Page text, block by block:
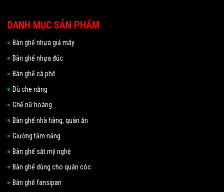
DANH MỤC SẢN PHẨM
Bàn ghế nhựa giả mây
Bàn ghế nhựa đúc
Bàn ghế cà phê
Dù che nắng
Ghế nữ hoàng
Bàn ghế nhà hàng, quán ăn
Giường tắm nắng
Bàn ghế sắt mỹ nghệ
Bàn ghế dùng cho quán cóc
Bàn ghế fansipan